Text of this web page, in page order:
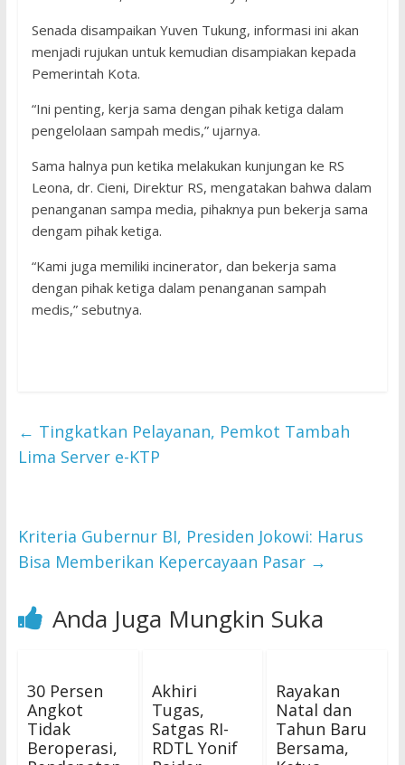
Senada disampaikan Yuven Tukung, informasi ini akan
menjadi rujukan untuk kemudian disampiakan kepada
Pemerintah Kota.
“Ini penting, kerja sama dengan pihak ketiga dalam
pengelolaan sampah medis,” ujarnya.
Sama halnya pun ketika melakukan kunjungan ke RS
Leona, dr. Cieni, Direktur RS, mengatakan bahwa dalam
penanganan sampa media, pihaknya pun bekerja sama
dengam pihak ketiga.
“Kami juga memiliki incinerator, dan bekerja sama
dengan pihak ketiga dalam penanganan sampah
medis,” sebutnya.
← Tingkatkan Pelayanan, Pemkot Tambah
Lima Server e-KTP
Kriteria Gubernur BI, Presiden Jokowi: Harus
Bisa Memberikan Kepercayaan Pasar →
Anda Juga Mungkin Suka
30 Persen
Angkot
Tidak
Beroperasi,
Akhiri
Tugas,
Satgas RI-
RDTL Yonif
Rayakan
Natal dan
Tahun Baru
Bersama,